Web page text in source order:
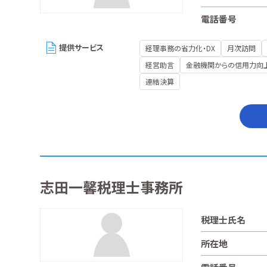
電話番号
提供サービス 経理事務の省力化・DX
月次訪問
経営助言
金融機関からの信用力向
連結決算
志田一馨税理士事務所
税理士氏名
所在地